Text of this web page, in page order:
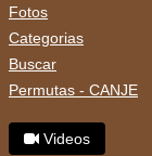
Fotos
Categorias
Buscar
Permutas - CANJE
Videos